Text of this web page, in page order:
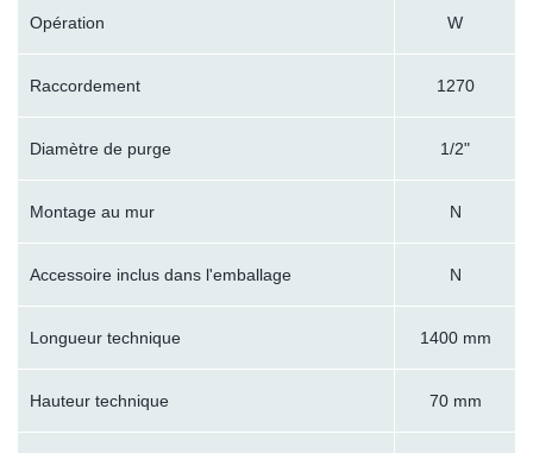
Opération W
Raccordement 1270
Diamètre de purge 1/2"
Montage au mur N
Accessoire inclus dans l'emballage N
Longueur technique 1400 mm
Hauteur technique 70 mm